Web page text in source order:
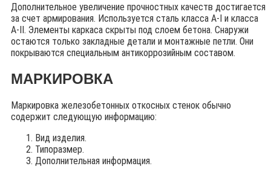
Дополнительное увеличение прочностных качеств достигается
за счет армирования. Используется сталь класса A-I и класса
A-II. Элементы каркаса скрыты под слоем бетона. Снаружи
остаются только закладные детали и монтажные петли. Они
покрываются специальным антикоррозийным составом.
МАРКИРОВКА
Маркировка железобетонных откосных стенок обычно
содержит следующую информацию:
Вид изделия.
Типоразмер.
Дополнительная информация.